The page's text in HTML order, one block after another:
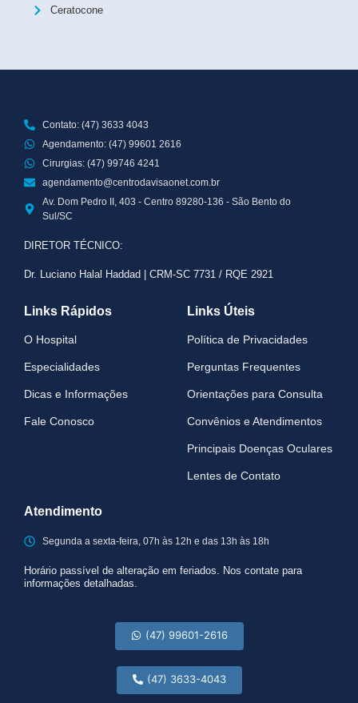
Ceratocone
Contato: (47) 3633 4043
Agendamento: (47) 99601 2616
Cirurgias: (47) 99746 4241
agendamento@centrodavisaonet.com.br
Av. Dom Pedro II, 403 - Centro 89280-136 - São Bento do
Sul/SC
DIRETOR TÉCNICO:
Dr. Luciano Halal Haddad | CRM-SC 7731 / RQE 2921
Links Rápidos
O Hospital
Especialidades
Dicas e Informações
Fale Conosco
Links Úteis
Política de Privacidades
Perguntas Frequentes
Orientações para Consulta
Convênios e Atendimentos
Principais Doenças Oculares
Lentes de Contato
Atendimento
Segunda a sexta-feira, 07h às 12h e das 13h às 18h
Horário passível de alteração em feriados. Nos contate para
informações detalhadas.
(47) 99601-2616
(47) 3633-4043